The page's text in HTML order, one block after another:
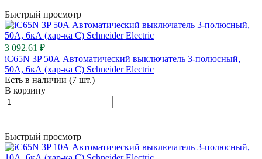
Быстрый просмотр
3 092.61 ₽
iC65N 3P 50А Автоматический выключатель 3-полюсный,
50А, 6кА (хар-ка C) Schneider Electric
Есть в наличии (7 шт.)
В корзину
Быстрый просмотр